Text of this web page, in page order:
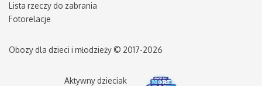
Lista rzeczy do zabrania
Fotorelacje
Obozy dla dzieci i młodzieży © 2017-2026
Aktywny dzieciak